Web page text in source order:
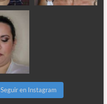
Seguir en Instagram